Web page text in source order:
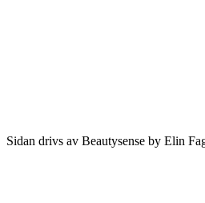
Sidan drivs av Beautysense by Elin